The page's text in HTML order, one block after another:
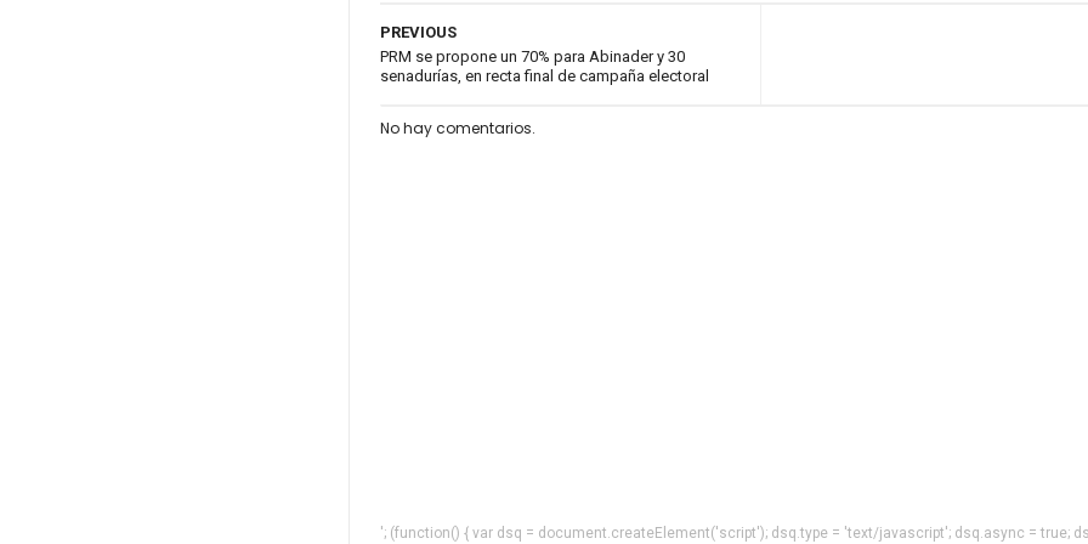
PREVIOUS
PRM se propone un 70% para Abinader y 30
senadurías, en recta final de campaña electoral
No hay comentarios.
'; (function() { var dsq = document.createElement('script'); dsq.type = 'text/javascript'; dsq.async = true;